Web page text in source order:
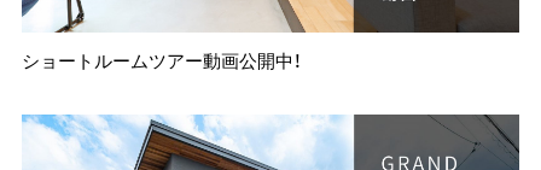
ショートルームツアー動画公開中！